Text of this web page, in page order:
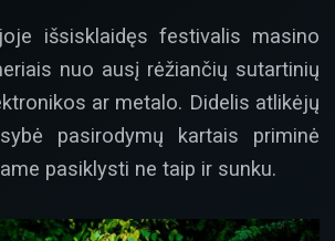
išsisklaidęs festivalis masino
nuo ausį rėžiančių sutartinių
ar metalo. Didelis atlikėjų
pasirodymų kartais priminė
pasiklysti ne taip ir sunku.